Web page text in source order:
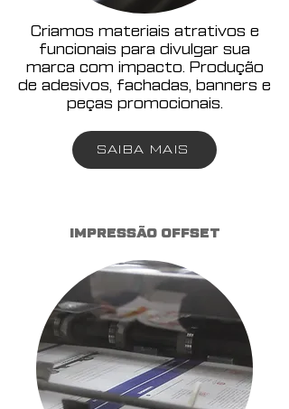
Criamos materiais atrativos e
funcionais para divulgar sua
marca com impacto. Produção
de adesivos, fachadas, banners e
peças promocionais.
SAIBA MAIS
IMPRESSÃO OFFSET